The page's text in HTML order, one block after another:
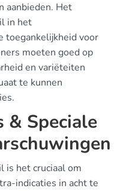
aanbieden. Het
in het
toegankelijkheid voor
moeten goed op
en variëteiten
te kunnen
& Speciale
is het cruciaal om
indicaties in acht te